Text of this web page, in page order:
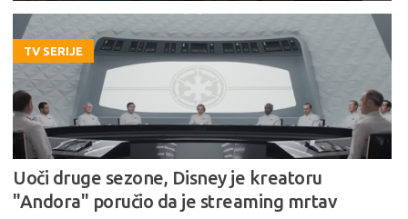
TV SERIJE
Uoči druge sezone, Disney je kreatoru
"Andora" poručio da je streaming mrtav